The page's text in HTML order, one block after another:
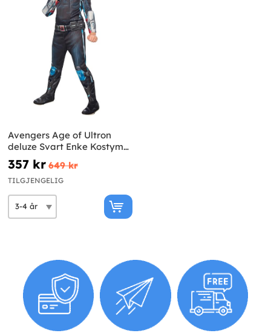
Avengers Age of Ultron
deluze Svart Enke Kostyme
for Jente
357 kr 649 kr
TILGJENGELIG